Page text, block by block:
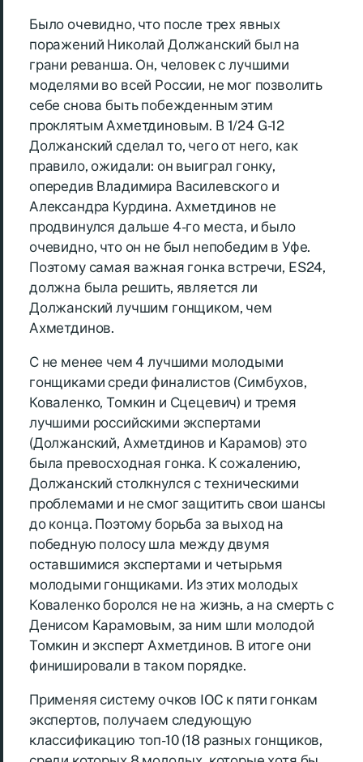
Было очевидно, что после трех явных
поражений Николай Должанский был на
грани реванша. Он, человек с лучшими
моделями во всей России, не мог позволить
себе снова быть побежденным этим
проклятым Ахметдиновым. В 1/24 G-12
Должанский сделал то, чего от него, как
правило, ожидали: он выиграл гонку,
опередив Владимира Василевского и
Александра Курдина. Ахметдинов не
продвинулся дальше 4-го места, и было
очевидно, что он не был непобедим в Уфе.
Поэтому самая важная гонка встречи, ES24,
должна была решить, является ли
Должанский лучшим гонщиком, чем
Ахметдинов.
С не менее чем 4 лучшими молодыми
гонщиками среди финалистов (Симбухов,
Коваленко, Томкин и Сцецевич) и тремя
лучшими российскими экспертами
(Должанский, Ахметдинов и Карамов) это
была превосходная гонка. К сожалению,
Должанский столкнулся с техническими
проблемами и не смог защитить свои шансы
до конца. Поэтому борьба за выход на
победную полосу шла между двумя
оставшимися экспертами и четырьмя
молодыми гонщиками. Из этих молодых
Коваленко боролся не на жизнь, а на смерть с
Денисом Карамовым, за ним шли молодой
Томкин и эксперт Ахметдинов. В итоге они
финишировали в таком порядке.
Применяя систему очков IOC к пяти гонкам
экспертов, получаем следующую
классификацию топ-10 (18 разных гонщиков,